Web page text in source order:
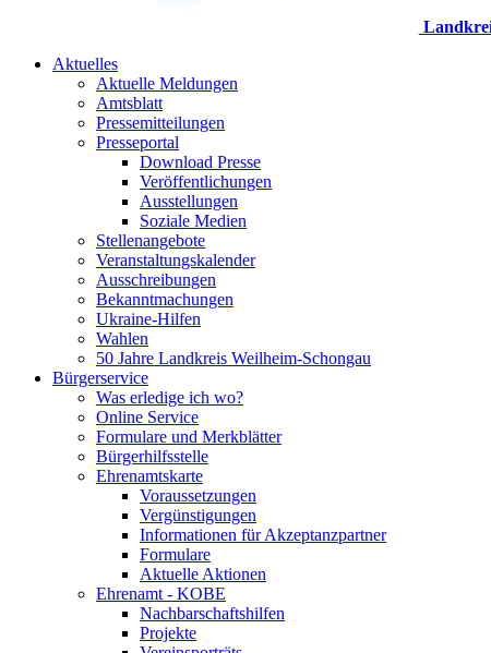
Aktuelles
Aktuelle Meldungen
Amtsblatt
Pressemitteilungen
Presseportal
Download Presse
Veröffentlichungen
Ausstellungen
Soziale Medien
Stellenangebote
Veranstaltungskalender
Ausschreibungen
Bekanntmachungen
Ukraine-Hilfen
Wahlen
50 Jahre Landkreis Weilheim-Schongau
Bürgerservice
Was erledige ich wo?
Online Service
Formulare und Merkblätter
Bürgerhilfsstelle
Ehrenamtskarte
Voraussetzungen
Vergünstigungen
Informationen für Akzeptanzpartner
Formulare
Aktuelle Aktionen
Ehrenamt - KOBE
Nachbarschaftshilfen
Projekte